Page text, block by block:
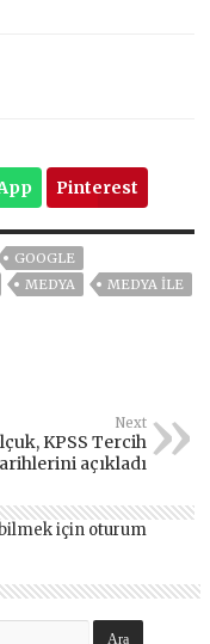
Pinterest
GOOGLE
MEDYA
MEDYA ILE
Next
KPSS Tercih
açıkladı
için oturum